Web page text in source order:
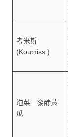
考米斯
(Koumiss )
泡菜—發酵黃
瓜